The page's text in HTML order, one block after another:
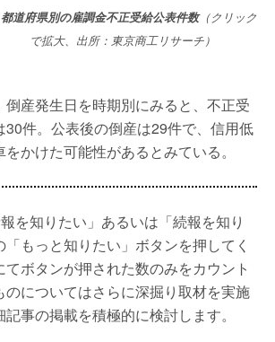
道府県別の雇調金不正受給公表件数（クリック
で拡大、出所：東京商工リサーチ）
産発生日を時期別にみると、不正受
30件。公表後の倒産は29件で、信用低
かけた可能性があるとみている。
を知りたい」あるいは「続報を知り
もっと知りたい」ボタンを押してく
ボタンが押された数のみをカウント
のについてはさらに深掘り取材を実施
事の掲載を積極的に検討します。